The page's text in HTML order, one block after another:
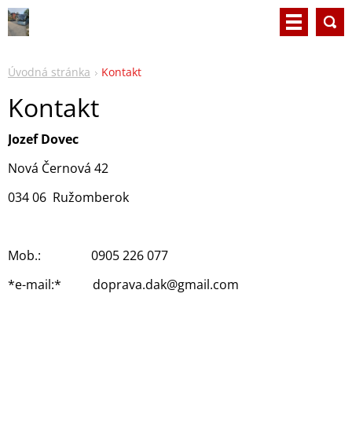
Úvodná stránka Kontakt
Kontakt
Jozef Dovec
Nová Černová 42
034 06 Ružomberok
Mob.: 0905 226 077
*e-mail:* doprava.dak@gmail.com